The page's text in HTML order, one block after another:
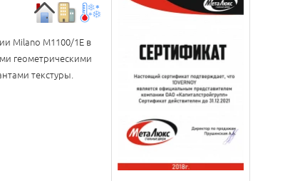
Milano М1100/1E в
геометрическими
текстуры.